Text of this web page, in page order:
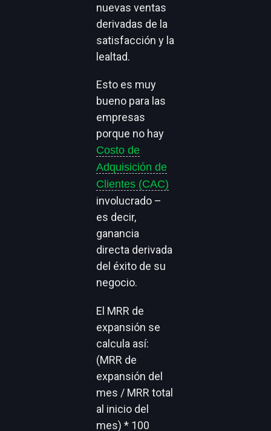
nuevas ventas
derivadas de la
satisfacción y la
lealtad.
Esto es muy
bueno para las
empresas
porque no hay
Costo de
Adquisición de
Clientes (CAC)
involucrado –
es decir,
ganancia
directa derivada
del éxito de su
negocio.
El MRR de
expansión se
calcula así:
(MRR de
expansión del
mes / MRR total
al inicio del
mes) * 100